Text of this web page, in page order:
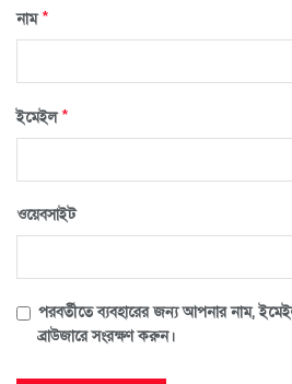
নাম*
ইমেইল*
ওয়েবসাইট
পরবর্তীতে ব্যবহারের জন্য আপনার নাম,
ব্রাউজারে সংরক্ষণ করুন।